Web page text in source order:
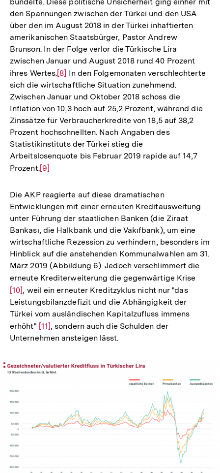
den Spannungen zwischen der Türkei und den USA
über den im August 2018 in der Türkei inhaftierten
amerikanischen Staatsbürger, Pastor Andrew
Brunson. In der Folge verlor die Türkische Lira
zwischen Januar und August 2018 rund 40 Prozent
ihres Wertes.Zur
Auflösung
der
Fußnote
[8] In den Folgemonaten verschlechterte
sich die wirtschaftliche Situation zunehmend.
Zwischen Januar und Oktober 2018 schoss die
Inflation von 10,3 hoch auf 25,2 Prozent, während die
Zinssätze für Verbraucherkredite von 18,5 auf 38,2
Prozent hochschnellten. Nach Angaben des
Statistikinstituts der Türkei stieg die
Arbeitslosenquote bis Februar 2019 rapide auf 14,7
Prozent.Zur
der
Fußnote
[9]
Die AKP reagierte auf diese dramatischen
Entwicklungen mit einer erneuten Kreditausweitung
unter Führung der staatlichen Banken (die Ziraat
Bankası, die Halkbank und die Vakıfbank), um eine
wirtschaftliche Rezession zu verhindern, besonders im
Hinblick auf die anstehenden Kommunalwahlen am 31.
März 2019 (Abbildung 6). Jedoch verschlimmert die
erneute Krediterweiterung die gegenwärtige Krise
[10] , weil ein erneuter Kreditzyklus nicht nur "das
Leistungsbilanzdefizit und die Abhängigkeit der
Türkei vom ausländischen Kapitalzufluss immens
erhöht" Zur
Auflösung
Fußnote
[11] , sondern auch die Schulden der
Unternehmen ansteigen lässt.